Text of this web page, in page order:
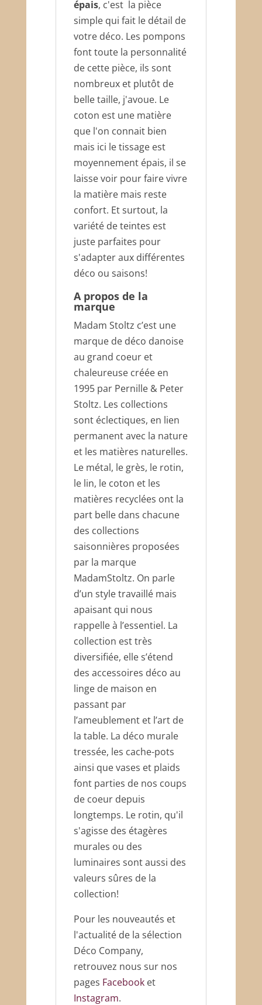
épais, c'est la pièce
simple qui fait le détail de
votre déco. Les pompons
font toute la personnalité
de cette pièce, ils sont
nombreux et plutôt de
belle taille, j'avoue. Le
coton est une matière
que l'on connait bien
mais ici le tissage est
moyennement épais, il se
laisse voir pour faire vivre
la matière mais reste
confort. Et surtout, la
variété de teintes est
juste parfaites pour
s'adapter aux différentes
déco ou saisons!
A propos de la
marque
Madam Stoltz c’est une
marque de déco danoise
au grand coeur et
chaleureuse créée en
1995 par Pernille & Peter
Stoltz. Les collections
sont éclectiques, en lien
permanent avec la nature
et les matières naturelles.
Le métal, le grès, le rotin,
le lin, le coton et les
matières recyclées ont la
part belle dans chacune
des collections
saisonnières proposées
par la marque
MadamStoltz. On parle
d’un style travaillé mais
apaisant qui nous
rappelle à l’essentiel. La
collection est très
diversifiée, elle s’étend
des accessoires déco au
linge de maison en
passant par
l’ameublement et l’art de
la table. La déco murale
tressée, les cache-pots
ainsi que vases et plaids
font parties de nos coups
de coeur depuis
longtemps. Le rotin, qu'il
s'agisse des étagères
murales ou des
luminaires sont aussi des
valeurs sûres de la
collection!
Pour les nouveautés et
l'actualité de la sélection
Déco Company,
retrouvez nous sur nos
pages Facebooket
Instagram.